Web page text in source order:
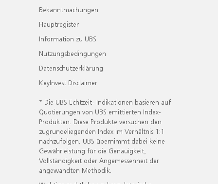
Bekanntmachungen
Hauptregister
Information zu UBS
Nutzungsbedingungen
Datenschutzerklärung
KeyInvest Disclaimer
* Die UBS Echtzeit- Indikationen basieren auf
Quotierungen von UBS emittierten Index-
Produkten. Diese Produkte versuchen den
zugrundeliegenden Index im Verhältnis 1:1
nachzufolgen. UBS übernimmt dabei keine
Gewährleistung für die Genauigkeit,
Vollständigkeit oder Angemessenheit der
angewandten Methodik.